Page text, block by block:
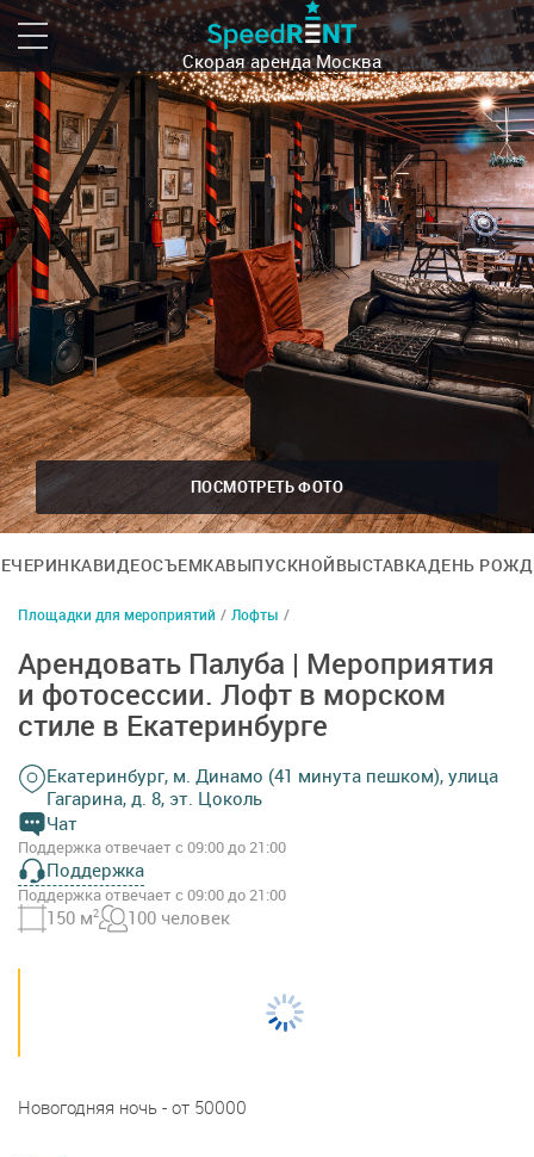
Скорая арендаМосква
ПОСМОТРЕТЬ ФОТО
ВИДЕОСЪЕМКАВЫПУСКНОЙВЫСТАВКАДЕНЬ
Площадки для мероприятий / Лофты /
Арендовать Палуба | Мероприятия
и фотосессии. Лофт в морском
стиле в Екатеринбурге
Екатеринбург, м. Динамо (41 минута пешком), улица
Гагарина, д. 8, эт. Цоколь
Чат
Поддержка отвечает с 09:00 до 21:00
Поддержка
Поддержка отвечает с 09:00 до 21:00
150 м2 100 человек
Новогодняя ночь - от 50000